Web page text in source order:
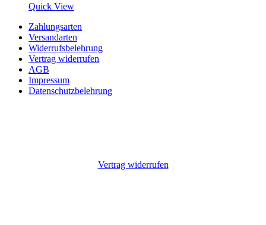
Quick View
Zahlungsarten
Versandarten
Widerrufsbelehrung
Vertrag widerrufen
AGB
Impressum
Datenschutzbelehrung
Vertrag widerrufen